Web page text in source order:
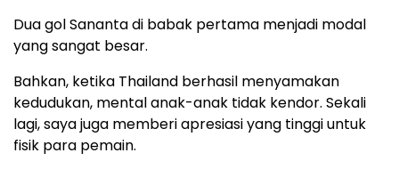
Dua gol Sananta di babak pertama menjadi modal
yang sangat besar.
Bahkan, ketika Thailand berhasil menyamakan
kedudukan, mental anak-anak tidak kendor. Sekali
lagi, saya juga memberi apresiasi yang tinggi untuk
fisik para pemain.